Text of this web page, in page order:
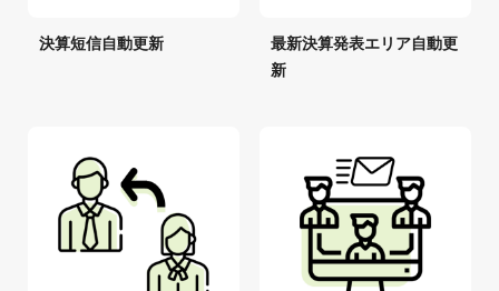
決算短信自動更新
最新決算発表エリア自動更
新